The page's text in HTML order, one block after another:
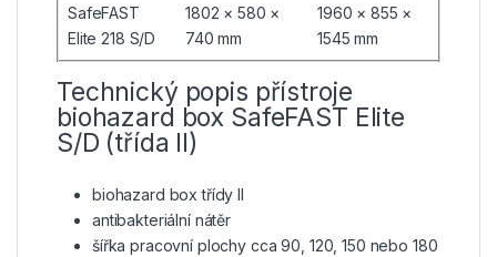
SafeFAST
Elite 218 S/D
1802 × 580 ×
740 mm
1960 × 855 ×
1545 mm
Technický popis přístroje
biohazard box SafeFAST Elite
S/D (třída II)
biohazard box třídy II
antibakteriální nátěr
šířka pracovní plochy cca 90, 120, 150 nebo 180